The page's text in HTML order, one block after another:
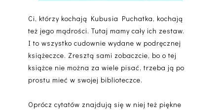
Ci, którzy kochają Kubusia Puchatka, kochają
też jego mądrości. Tutaj mamy cały ich zestaw.
I to wszystko cudownie wydane w podręcznej
książeczce. Zresztą sami zobaczcie, bo o tej
książce nie można za wiele pisać, trzeba ją po
prostu mieć w swojej biblioteczce.
Oprócz cytatów znajdują się w niej też piękne